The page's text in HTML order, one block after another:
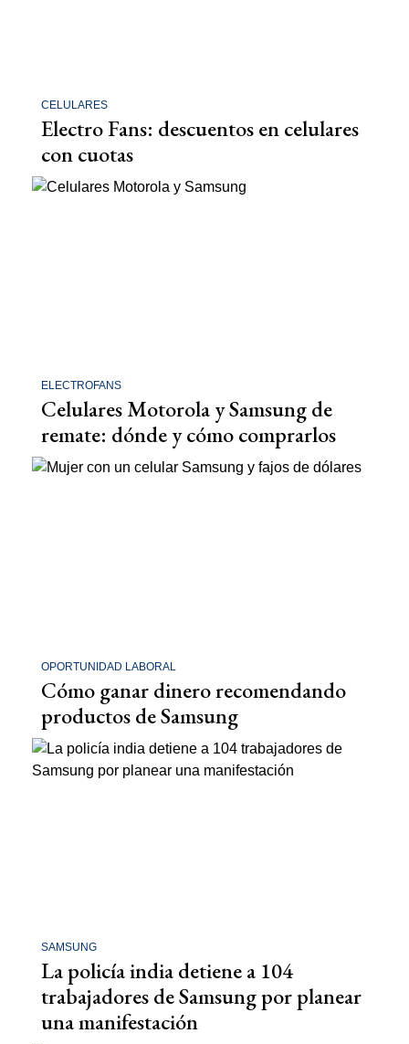
CELULARES
Electro Fans: descuentos en celulares
con cuotas
ELECTROFANS
Celulares Motorola y Samsung de
remate: dónde y cómo comprarlos
OPORTUNIDAD LABORAL
Cómo ganar dinero recomendando
productos de Samsung
SAMSUNG
La policía india detiene a 104
trabajadores de Samsung por planear
una manifestación